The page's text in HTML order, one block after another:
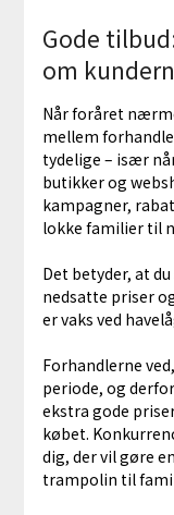
Gode
om
Når foråret
mellem
tydelige – især
butikker og
kampagner,
lokke familier til
Det betyder, at
nedsatte priser
er vaks ved
Forhandlerne
periode, og
ekstra gode
købet.
dig, der vil gøre
trampolin til